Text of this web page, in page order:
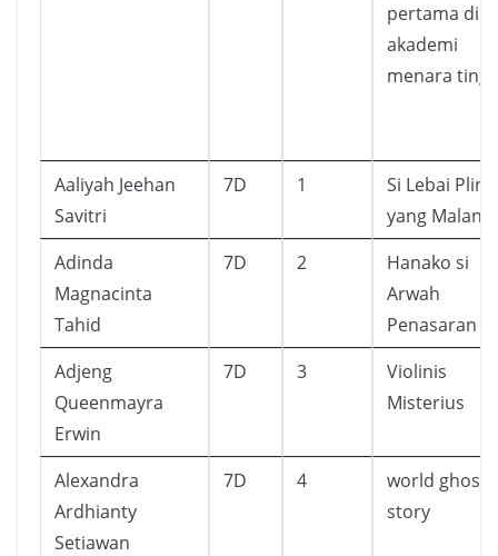
pertama di
akademi
menara
Aaliyah Jeehan
Savitri
7D 1
Si Lebai Plin
yang Malang
Adinda
Magnacinta
Tahid
7D 2
Hanako si
Arwah
Penasaran 8
Adjeng
Queenmayra
Erwin
7D 3
Violinis
Misterius
Alexandra
Ardhianty
Setiawan
7D 4
world ghost
story